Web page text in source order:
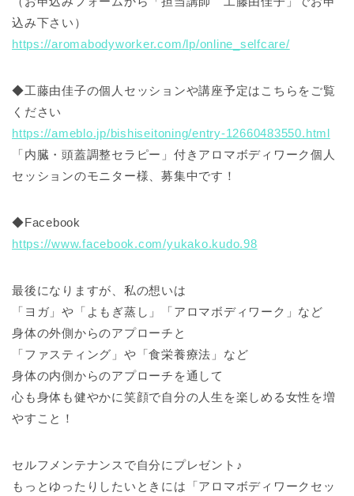
込み下さい）
https://aromabodyworker.com/lp/online_selfcare/
◆工藤由佳子の個人セッションや講座予定はこちらをご覧
ください
https://ameblo.jp/bishiseitoning/entry-12660483550.html
「内臓・頭蓋調整セラピー」付きアロマボディワーク個人
セッションのモニター様、募集中です！
◆Facebook
https://www.facebook.com/yukako.kudo.98
最後になりますが、私の想いは
「ヨガ」や「よもぎ蒸し」「アロマボディワーク」など
身体の外側からのアプローチと
「ファスティング」や「食栄養療法」など
身体の内側からのアプローチを通して
心も身体も健やかに笑顔で自分の人生を楽しめる女性を増
やすこと！
セルフメンテナンスで自分にプレゼント♪
もっとゆったりしたいときには「アロマボディワークセッ